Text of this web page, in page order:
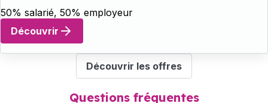
50% salarié, 50% employeur
Découvrir
Découvrir les offres
Questions fréquentes